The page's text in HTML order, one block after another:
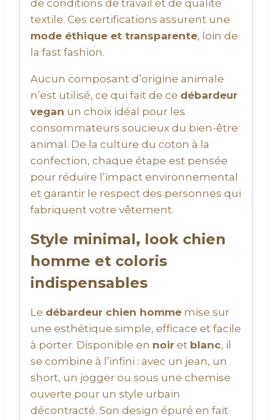
de conditions de travail et de qualité
textile. Ces certifications assurent une
mode éthique et transparente, loin de
la fast fashion.
Aucun composant d’origine animale
n’est utilisé, ce qui fait de ce débardeur
vegan un choix idéal pour les
consommateurs soucieux du bien-être
animal. De la culture du coton à la
confection, chaque étape est pensée
pour réduire l’impact environnemental
et garantir le respect des personnes qui
fabriquent votre vêtement.
Style minimal, look chien
homme et coloris
indispensables
Le débardeur chien homme mise sur
une esthétique simple, efficace et facile
à porter. Disponible en noir et blanc, il
se combine à l’infini : avec un jean, un
short, un jogger ou sous une chemise
ouverte pour un style urbain
décontracté. Son design épuré en fait